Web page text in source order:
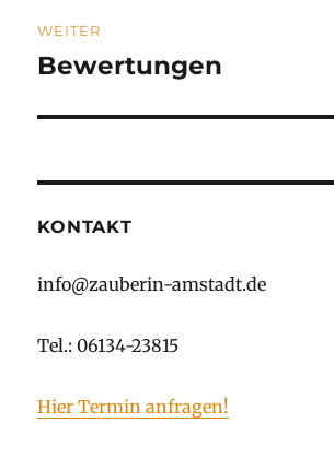
E
:
WEITER
Nächster
Bewertungen
KONTAKT
info@zauberin-amstadt.de
Tel.: 06134-23815
Hier Termin anfragen!